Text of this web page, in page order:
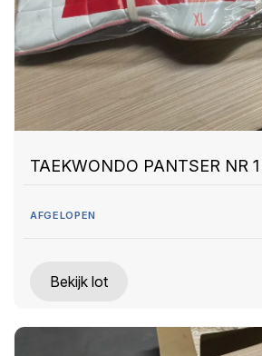
TAEKWONDO PANTSER NR
AFGELOPEN
Bekijk lot